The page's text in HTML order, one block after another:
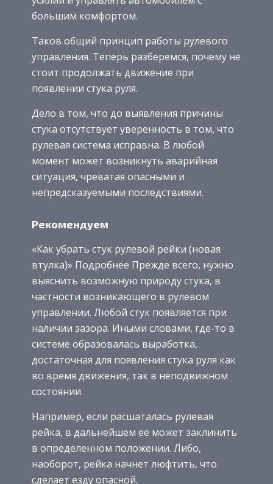
большим комфортом.
Таков общий принцип работы рулевого
управления. Теперь разберемся, почему не
стоит продолжать движение при
появлении стука руля.
Дело в том, что до выявления причины
стука отсутствует уверенность в том, что
рулевая система исправна. В любой
момент может возникнуть аварийная
ситуация, чреватая опасными и
непредсказуемыми последствиями.
Рекомендуем
«Как убрать стук рулевой рейки (новая
втулка)» Подробнее Прежде всего, нужно
выяснить возможную природу стука, в
частности возникающего в рулевом
управлении. Любой стук появляется при
наличии зазора. Иными словами, где-то в
системе образовалась выработка,
достаточная для появления стука руля как
во время движения, так в неподвижном
состоянии.
Например, если расшаталась рулевая
рейка, в дальнейшем ее может заклинить
в определенном положении. Либо,
наоборот, рейка начнет люфтить, что
сделает езду опасной.